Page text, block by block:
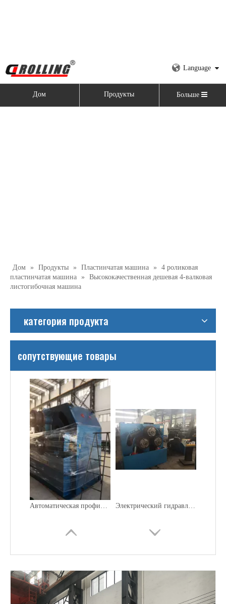
Language
Дом Продукты Больше
Дом » Продукты » Пластинчатая машина »
4 роликовая
пластинчатая машина »
Высококачественная дешевая 4-валковая
листогибочная машина
категория продукта
сопутствующие товары
Автоматическая профилегибочная машина для круглых алюминиевых труб W24H Электрический гидравлический гибочный станок с U-образным профилем с ЧПУ